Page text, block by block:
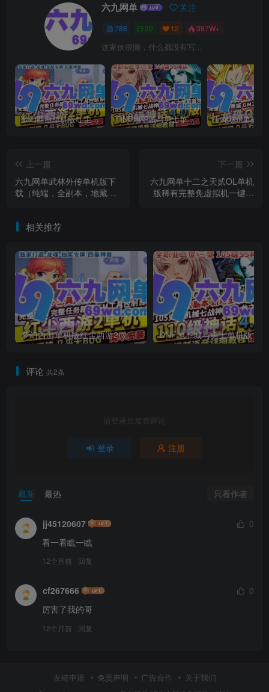
六九网单 关注
788 20 12 397W+
这家伙很懒，什么都没有写...
梦幻西游单机版红尘西游2微变独家打造龙魂抽奖令牌四象神兽 DNF地下城与勇士单机版110级神话版4.0全主线任务龙之庭院机械七战神实验室
上一篇
六九网单武林外传单机版下
载（纯端，全副本，地藏版
下一篇
六九网单十二之天贰OL单机
版稀有完整免虚拟机一键端
相关推荐
梦幻西游单机版红尘西游2微变独家打造龙魂抽奖令牌四象神兽
评论 共2条
请登录后发表评论
登录 注册
最新 最热 只看作者
jj45120607
0
看一看瞧一瞧
12个月前 回复
cf267666
0
厉害了我的哥
12个月前 回复
友链申请 免责声明 广告合作 关于我们